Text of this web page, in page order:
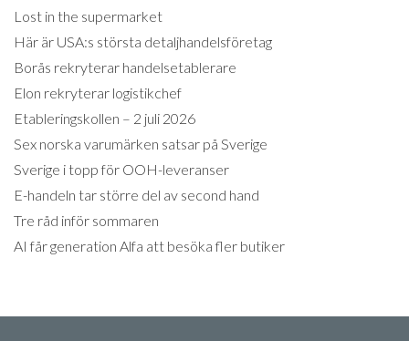
Lost in the supermarket
Här är USA:s största detaljhandelsföretag
Borås rekryterar handelsetablerare
Elon rekryterar logistikchef
Etableringskollen – 2 juli 2026
Sex norska varumärken satsar på Sverige
Sverige i topp för OOH-leveranser
E-handeln tar större del av second hand
Tre råd inför sommaren
AI får generation Alfa att besöka fler butiker